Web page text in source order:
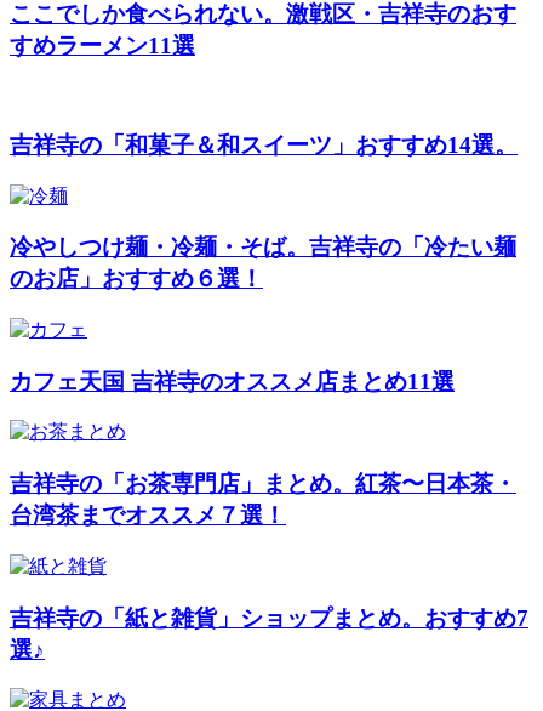
ここでしか食べられない。激戦区・吉祥寺のおす
すめラーメン11選
吉祥寺の「和菓子＆和スイーツ」おすすめ14選。
冷やしつけ麺・冷麺・そば。吉祥寺の「冷たい麺
のお店」おすすめ６選！
カフェ天国 吉祥寺のオススメ店まとめ11選
吉祥寺の「お茶専門店」まとめ。紅茶〜日本茶・
台湾茶までオススメ７選！
吉祥寺の「紙と雑貨」ショップまとめ。おすすめ7
選♪